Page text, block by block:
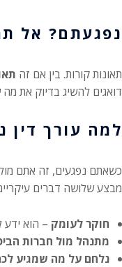
נפגעתם? אל
תאונות קורות. בין אם זה
דואגים להשיג בדיוק את
למה עורך דין
כשאתם נפגעים, זה אתם
מבצע שלושה דברים
חוקר לעומק – הוא ידע
מתנהל מול חברות
נלחם על מה שמגיע